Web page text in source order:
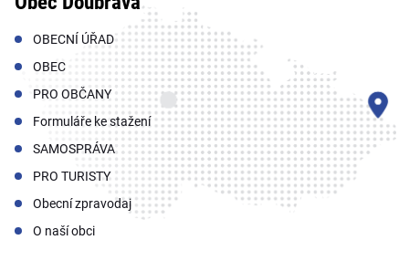
OBECNÍ ÚŘAD
OBEC
PRO OBČANY
Formuláře ke stažení
SAMOSPRÁVA
PRO TURISTY
Obecní zpravodaj
O naší obci